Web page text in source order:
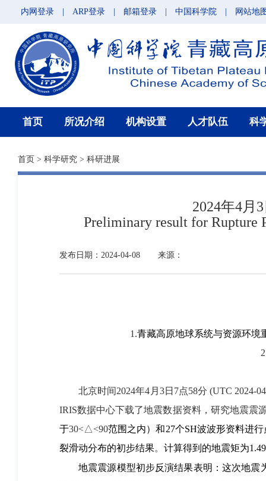
内网登录 ARP登录 邮箱登录 中国科学院 网站地
首页 所况介绍 机构设置 人才队伍 科
首页 > 科学研究 > 科研进展
2024年4月
Preliminary result for Rupture
发布日期：2024-04-08 来源：
1.青藏高原地球系统与资源环境
北京时间2024年4月3日7点58分 (UTC 2024-
IRIS数据中心下载了地震数据资料，研究地震震
于30<△<90范围之内）和27个SH波波形资料进
裂滑动分布的初步结果。 计算得到的地震矩为
地震震源模型初步反演结果表明：这次地震